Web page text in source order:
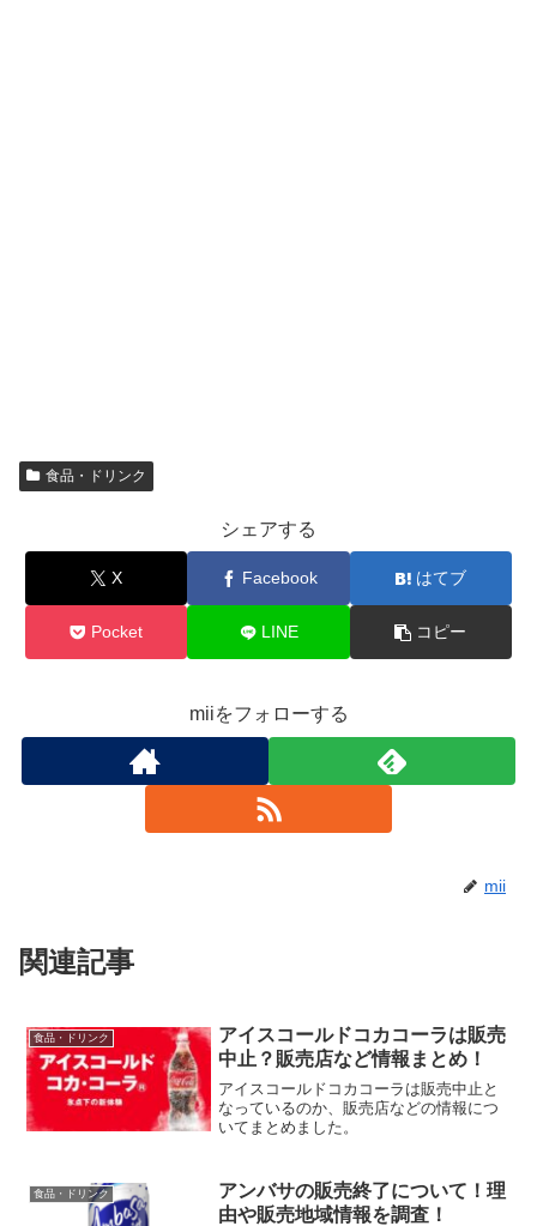
食品・ドリンク
シェアする
X Facebook はてブ
Pocket LINE コピー
miiをフォローする
mii
関連記事
食品・ドリンク
アイスコールドコカコーラは販売
中止？販売店など情報まとめ！
アイスコールドコカコーラは販売中止と
なっているのか、販売店などの情報につ
いてまとめました。
食品・ドリンク
アンバサの販売終了について！理
由や販売地域情報を調査！